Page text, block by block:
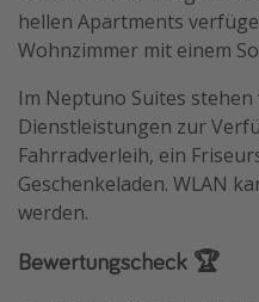
hellen Apartments
Wohnzimmer mit einem
Im Neptuno Suites stehen
Dienstleistungen zur
Fahrradverleih, ein
Geschenkeladen. WLAN
werden.
Bewertungscheck 🏆